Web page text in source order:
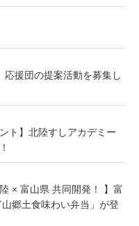
応援団の提案活動を募集し
ト】北陸すしアカデミー
× 富山県 共同開発！ 】富
郷土食味わい弁当」が登